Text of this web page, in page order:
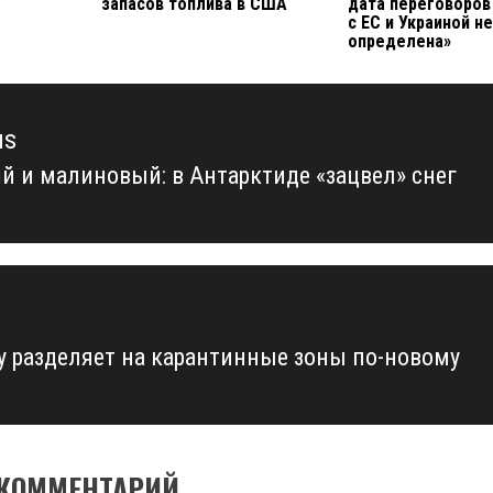
с ЕС и Украиной не
определена»
и малиновый: в Антарктиде «зацвел» снег
разделяет на карантинные зоны по-новому